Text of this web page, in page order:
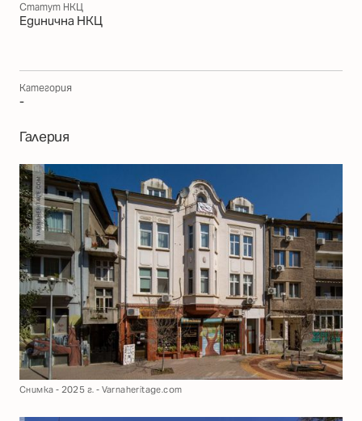
Статут НКЦ
Единична НКЦ
Категория
-
Галерия
Снимка - 2025 г. - Varnaheritage.com